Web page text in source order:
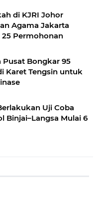
di KJRI Johor
Agama Jakarta
Permohonan
Bongkar 95
Karet Tengsin untuk
Uji Coba
Binjai–Langsa Mulai 6